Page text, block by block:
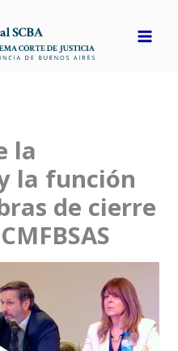
la
la función
de cierre